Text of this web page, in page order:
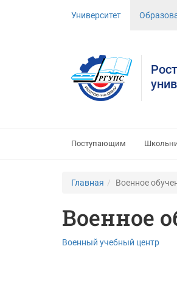
Университет
Поступающим
Главная Военное
Военное
Военный учебный центр